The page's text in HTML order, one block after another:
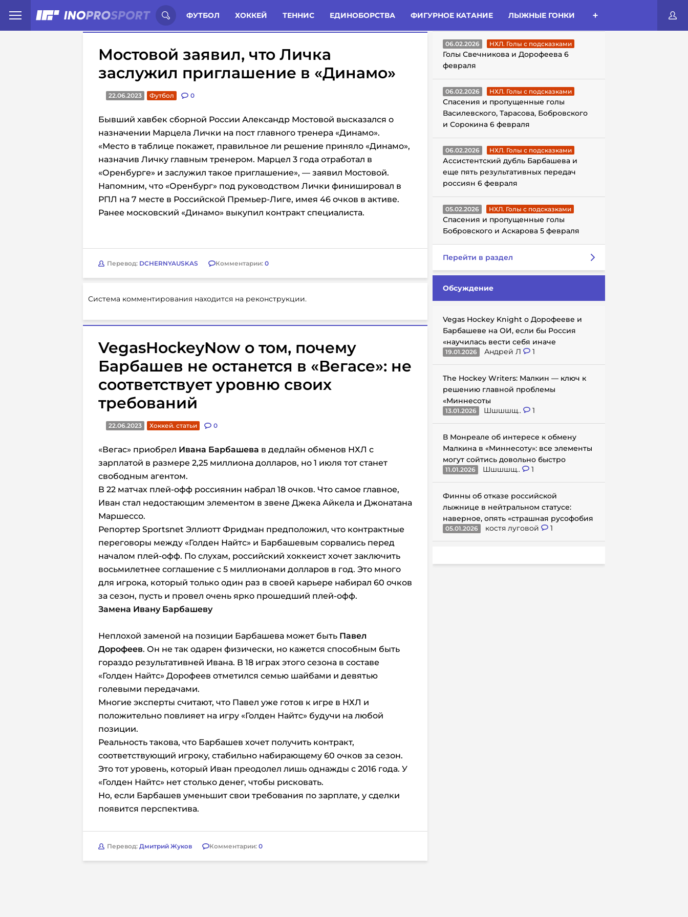
ФУТБОЛ ХОККЕЙ ТЕННИС ЕДИНОБОРСТВА ФИГУРНОЕ КАТАНИЕ ЛЫЖНЫЕ ГОНКИ
Иностранцы о спорте России: Статьи Комменты Новости
Мостовой заявил, что Личка
заслужил приглашение в «Динамо»
22.06.2023 Футбол 0
Бывший хавбек сборной России Александр Мостовой высказался о
назначении Марцела Лички на пост главного тренера «Динамо».
«Место в таблице покажет, правильное ли решение приняло «Динамо»,
назначив Личку главным тренером. Марцел 3 года отработал в
«Оренбурге» и заслужил такое приглашение», — заявил Мостовой.
Напомним, что «Оренбург» под руководством Лички финишировал в
РПЛ на 7 месте в Российской Премьер-Лиге, имея 46 очков в активе.
Ранее московский «Динамо» выкупил контракт специалиста.
Перевод: DCHERNYAUSKAS Комментарии: 0
Система комментирования находится на реконструкции.
VegasHockeyNow о том, почему
Барбашев не останется в «Вегасе»: не
соответствует уровню своих
требований
22.06.2023 Хоккей. статьи 0
«Вегас» приобрел Ивана Барбашева в дедлайн обменов НХЛ с
зарплатой в размере 2,25 миллиона долларов, но 1 июля тот станет
свободным агентом.
В 22 матчах плей-офф россиянин набрал 18 очков. Что самое главное,
Иван стал недостающим элементом в звене Джека Айкела и Джонатана
Маршессо.
Репортер Sportsnet Эллиотт Фридман предположил, что контрактные
переговоры между «Голден Найтс» и Барбашевым сорвались перед
началом плей-офф. По слухам, российский хоккеист хочет заключить
восьмилетнее соглашение с 5 миллионами долларов в год. Это много
для игрока, который только один раз в своей карьере набирал 60 очков
за сезон, пусть и провел очень ярко прошедший плей-офф.
Замена Ивану Барбашеву
Неплохой заменой на позиции Барбашева может быть Павел
Дорофеев. Он не так одарен физически, но кажется способным быть
гораздо результативней Ивана. В 18 играх этого сезона в составе
«Голден Найтс» Дорофеев отметился семью шайбами и девятью
голевыми передачами.
Многие эксперты считают, что Павел уже готов к игре в НХЛ и
положительно повлияет на игру «Голден Найтс» будучи на любой
позиции.
Реальность такова, что Барбашев хочет получить контракт,
соответствующий игроку, стабильно набирающему 60 очков за сезон.
Это тот уровень, который Иван преодолел лишь однажды с 2016 года. У
«Голден Найтс» нет столько денег, чтобы рисковать.
Но, если Барбашев уменьшит свои требования по зарплате, у сделки
появится перспектива.
Перевод: Дмитрий Жуков Комментарии: 0
ГОЛЫ С ПОДСКАЗКАМИ
06.02.2026 НХЛ. Голы с подсказками
Голы Свечникова и Дорофеева 6
февраля
06.02.2026 НХЛ. Голы с подсказками
Спасения и пропущенные голы
Василевского, Тарасова, Бобровского
и Сорокина 6 февраля
06.02.2026 НХЛ. Голы с подсказками
Ассистентский дубль Барбашева и
еще пять результативных передач
россиян 6 февраля
05.02.2026 НХЛ. Голы с подсказками
Спасения и пропущенные голы
Бобровского и Аскарова 5 февраля
Перейти в раздел
Обсуждение
Vegas Hockey Knight о Дорофееве и
Барбашеве на ОИ, если бы Россия
«научилась вести себя иначе
19.01.2026 Андрей Л 1
The Hockey Writers: Малкин — ключ к
решению главной проблемы
«Миннесоты
13.01.2026 Шшшшщ.. 1
В Монреале об интересе к обмену
Малкина в «Миннесоту»: все элементы
могут сойтись довольно быстро
11.01.2026 Шшшшщ.. 1
Финны об отказе российской
лыжнице в нейтральном статусе:
наверное, опять «страшная русофобия
05.01.2026 костя луговой 1